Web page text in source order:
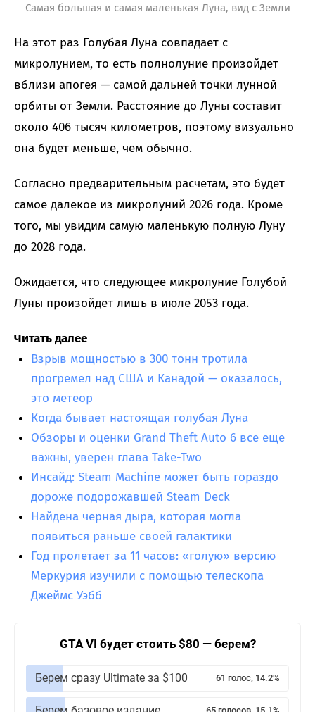
Самая большая и самая маленькая Луна, вид с Земли
На этот раз Голубая Луна совпадает с
микролунием, то есть полнолуние произойдет
вблизи апогея — самой дальней точки лунной
орбиты от Земли. Расстояние до Луны составит
около 406 тысяч километров, поэтому визуально
она будет меньше, чем обычно.
Согласно предварительным расчетам, это будет
самое далекое из микролуний 2026 года. Кроме
того, мы увидим самую маленькую полную Луну
до 2028 года.
Ожидается, что следующее микролуние Голубой
Луны произойдет лишь в июле 2053 года.
Читать далее
Взрыв мощностью в 300 тонн тротила
прогремел над США и Канадой — оказалось,
это метеор
Когда бывает настоящая голубая Луна
Обзоры и оценки Grand Theft Auto 6 все еще
важны, уверен глава Take-Two
Инсайд: Steam Machine может быть гораздо
дороже подорожавшей Steam Deck
Найдена черная дыра, которая могла
появиться раньше своей галактики
Год пролетает за 11 часов: «голую» версию
Меркурия изучили с помощью телескопа
Джеймс Уэбб
GTA VI будет стоить $80 — берем?
Берем сразу Ultimate за $100 61 голос, 14.2%